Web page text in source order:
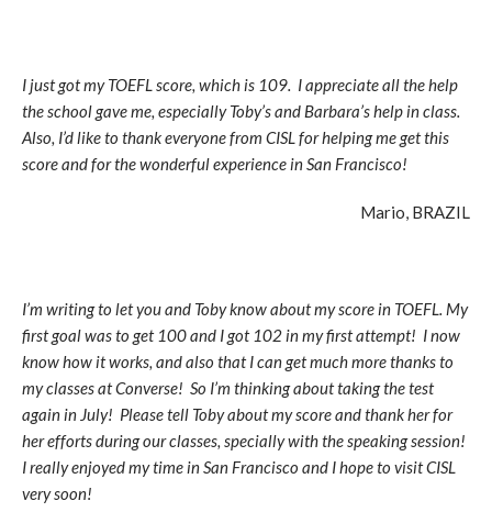
I just got my TOEFL score, which is 109. I appreciate all the help
the school gave me, especially Toby’s and Barbara’s help in class.
Also, I’d like to thank everyone from CISL for helping me get this
score and for the wonderful experience in San Francisco!
Mario, BRAZIL
I’m writing to let you and Toby know about my score in TOEFL. My
first goal was to get 100 and I got 102 in my first attempt! I now
know how it works, and also that I can get much more thanks to
my classes at Converse! So I’m thinking about taking the test
again in July! Please tell Toby about my score and thank her for
her efforts during our classes, specially with the speaking session!
I really enjoyed my time in San Francisco and I hope to visit CISL
very soon!